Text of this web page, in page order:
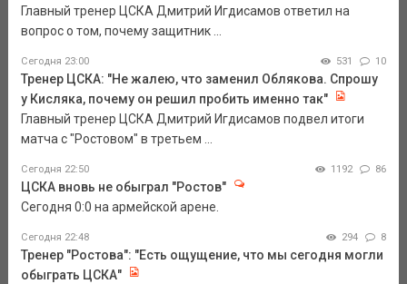
Главный тренер ЦСКА Дмитрий Игдисамов ответил на
вопрос о том, почему защитник ...
Сегодня 23:00 531 10
Тренер ЦСКА: "Не жалею, что заменил Облякова. Спрошу
у Кисляка, почему он решил пробить именно так"
Главный тренер ЦСКА Дмитрий Игдисамов подвел итоги
матча с "Ростовом" в третьем ...
Сегодня 22:50 1192 86
ЦСКА вновь не обыграл "Ростов"
Сегодня 0:0 на армейской арене.
Сегодня 22:48 294 8
Тренер "Ростова": "Есть ощущение, что мы сегодня могли
обыграть ЦСКА"